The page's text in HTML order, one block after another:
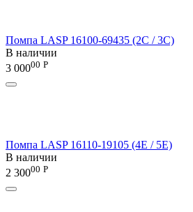
Помпа LASP 16100-69435 (2C / 3C)
В наличии
3 00000 Р
Помпа LASP 16110-19105 (4E / 5E)
В наличии
2 30000 Р